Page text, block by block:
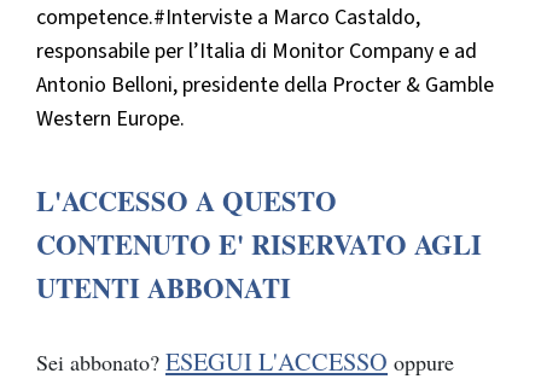
competence.#Interviste a Marco Castaldo,
responsabile per l’Italia di Monitor Company e ad
Antonio Belloni, presidente della Procter & Gamble
Western Europe.
L'ACCESSO A QUESTO
CONTENUTO E' RISERVATO AGLI
UTENTI ABBONATI
Sei abbonato? ESEGUI L'ACCESSO oppure